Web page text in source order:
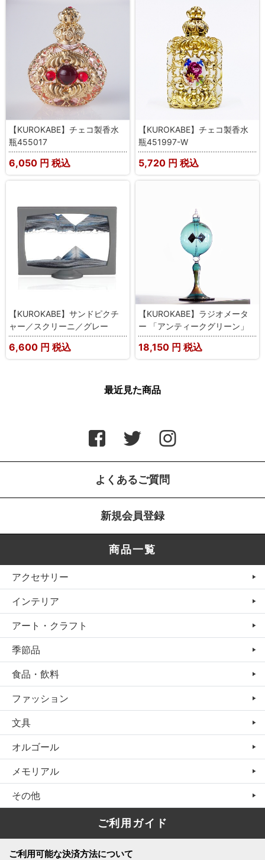
【KUROKABE】チェコ製香水
瓶455017
6,050 円 税込
【KUROKABE】チェコ製香水
瓶451997-W
5,720 円 税込
【KUROKABE】サンドピクチ
ャー／スクリーニ／グレー
6,600 円 税込
【KUROKABE】ラジオメータ
ー 「アンティークグリーン」
18,150 円 税込
最近見た商品
よくあるご質問
新規会員登録
商品一覧
アクセサリー
インテリア
アート・クラフト
季節品
食品・飲料
ファッション
文具
オルゴール
メモリアル
その他
ご利用ガイド
ご利用可能な決済方法について